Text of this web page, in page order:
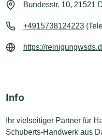
Bundesstr. 10, 21521
+4915738124223
https://
Info
Ihr vielseitiger Partner für
Schuberts-Handwerk aus